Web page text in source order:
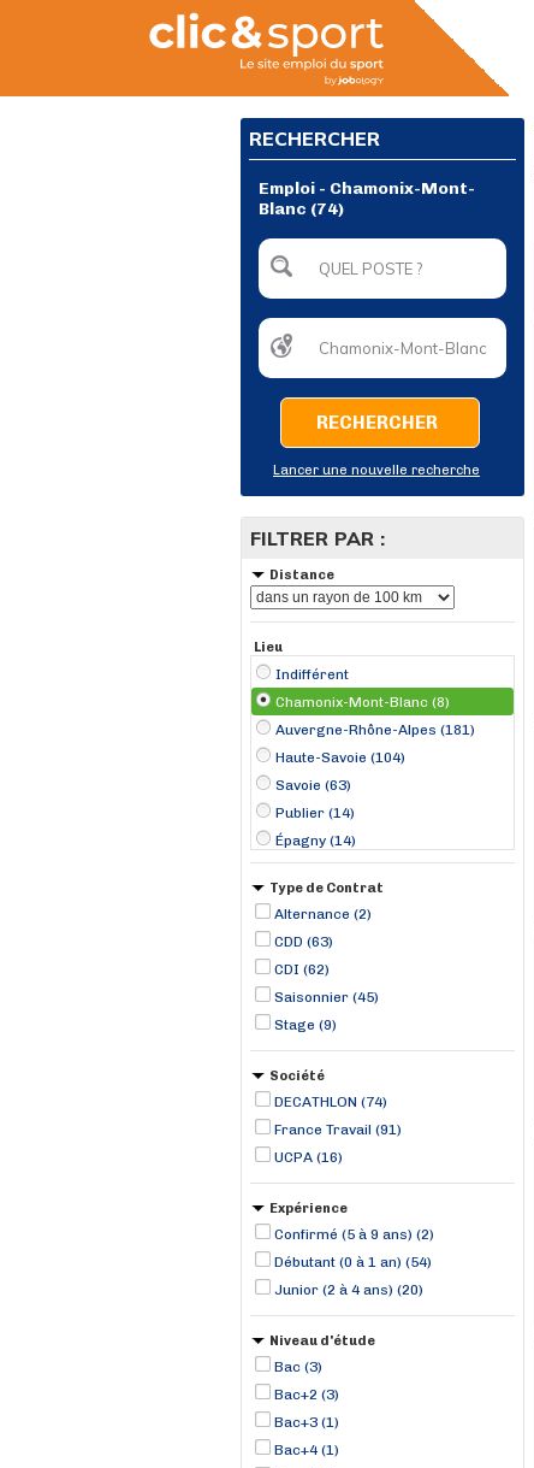
RECHERCHER
Emploi - Chamonix-Mont-
Blanc (74)
RECHERCHER
Lancer une nouvelle recherche
FILTRER PAR :
Distance
Lieu
Indifférent
Chamonix-Mont-Blanc (8)
Auvergne-Rhône-Alpes (181)
Haute-Savoie (104)
Savoie (63)
Publier (14)
Épagny (14)
Annecy (10)
Annemasse (10)
Saint-Martin-de-Belleville (10)
Albertville (9)
Thoiry (9)
Scionzier (7)
Tignes (7)
Type de Contrat
Alternance (2)
CDD (63)
CDI (62)
Saisonnier (45)
Stage (9)
Société
DECATHLON (74)
France Travail (91)
UCPA (16)
Expérience
Confirmé (5 à 9 ans) (2)
Débutant (0 à 1 an) (54)
Junior (2 à 4 ans) (20)
Niveau d'étude
Bac (3)
Bac+2 (3)
Bac+3 (1)
Bac+4 (1)